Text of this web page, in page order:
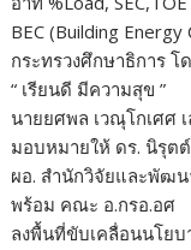
BEC (Building Energy
กระทรวงศึกษาธิการ
“ เรียนดี มีความสุข ”
นายยศพล เวณุโกเศศ
มอบหมายให้ ดร. นิรุต
ผอ. สำนักวิจัยและพัฒ
พร้อม คณะ อ.กรอ.อศ
ลงพื้นที่ขับเคลื่อนนโยบ